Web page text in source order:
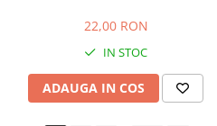
22,00 RON
IN STOC
ADAUGA IN COS